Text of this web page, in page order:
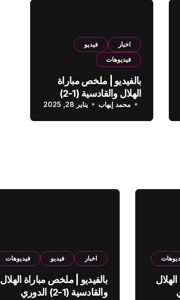
اخبار
فيديو
فيديوهات
بالفيديو | ملخص مباراة
الهلال والقادسية (1-2)
الدوري السعودي
محمد إيهاب يناير 28, 2025
اخبار فيديو فيديوهات
بالفيديو | ملخص مباراة الهلال
والقادسية (1-2) الدوري